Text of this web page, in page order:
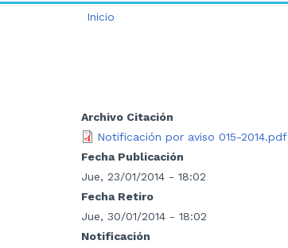
Inicio
Archivo Citación
Notificación por aviso 015-2014.pdf
Fecha Publicación
Jue, 23/01/2014 - 18:02
Fecha Retiro
Jue, 30/01/2014 - 18:02
Notificación